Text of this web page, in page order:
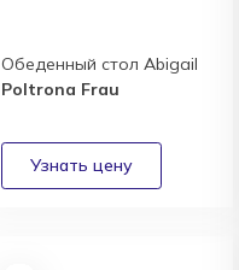
Обеденный стол Abigail
Poltrona Frau